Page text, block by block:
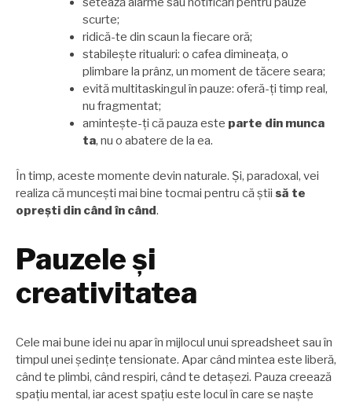
scurte;
ridică-te din scaun la fiecare oră;
stabilește ritualuri: o cafea dimineața, o
plimbare la prânz, un moment de tăcere seara;
evită multitaskingul în pauze: oferă-ți timp real,
nu fragmentat;
amintește-ți că pauza este parte din munca
ta, nu o abatere de la ea.
În timp, aceste momente devin naturale. Și, paradoxal, vei
realiza că muncești mai bine tocmai pentru că știi să te
oprești din când în când.
Pauzele și
creativitatea
Cele mai bune idei nu apar în mijlocul unui spreadsheet sau în
timpul unei ședințe tensionate. Apar când mintea este liberă,
când te plimbi, când respiri, când te detașezi. Pauza creează
spațiu mental, iar acest spațiu este locul în care se naște